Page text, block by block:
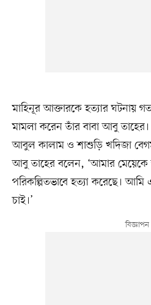
মাহিনূর আক্তারকে হত্যার ঘটনায়
মামলা করেন তাঁর বাবা আবু তাহের।
আবুল কালাম ও শাশুড়ি খদিজা
আবু তাহের বলেন, ‘আমার মেয়েকে
পরিকল্পিতভাবে হত্যা করেছে। আমি
চাই।’